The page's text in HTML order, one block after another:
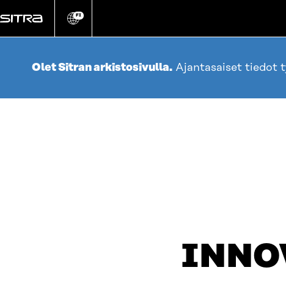
suoraan
Vaihda
kieli
FI
Olet Sitran arkistosivulla. Ajantasaiset tiedot